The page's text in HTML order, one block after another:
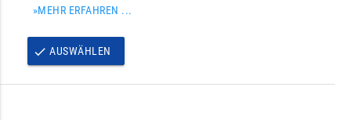
»MEHR ERFAHREN ...
done AUSWÄHLEN